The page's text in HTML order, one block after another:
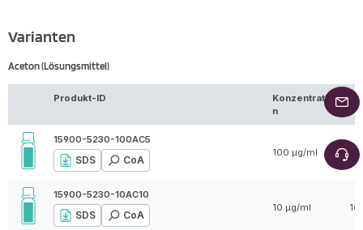
Varianten
Aceton (Lösungsmittel)
Produkt-ID
Konzentratio
n
15900-5230-100AC5
SDS CoA
100 µg/ml 5
15900-5230-10AC10
SDS CoA
10 µg/ml 10